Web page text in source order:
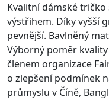
Kvalitní dámské
výstřihem. Díky vyšší
pevnější. Bavlněný
Výborný poměr
členem organizace
o zlepšení podmínek
průmyslu v Číně,